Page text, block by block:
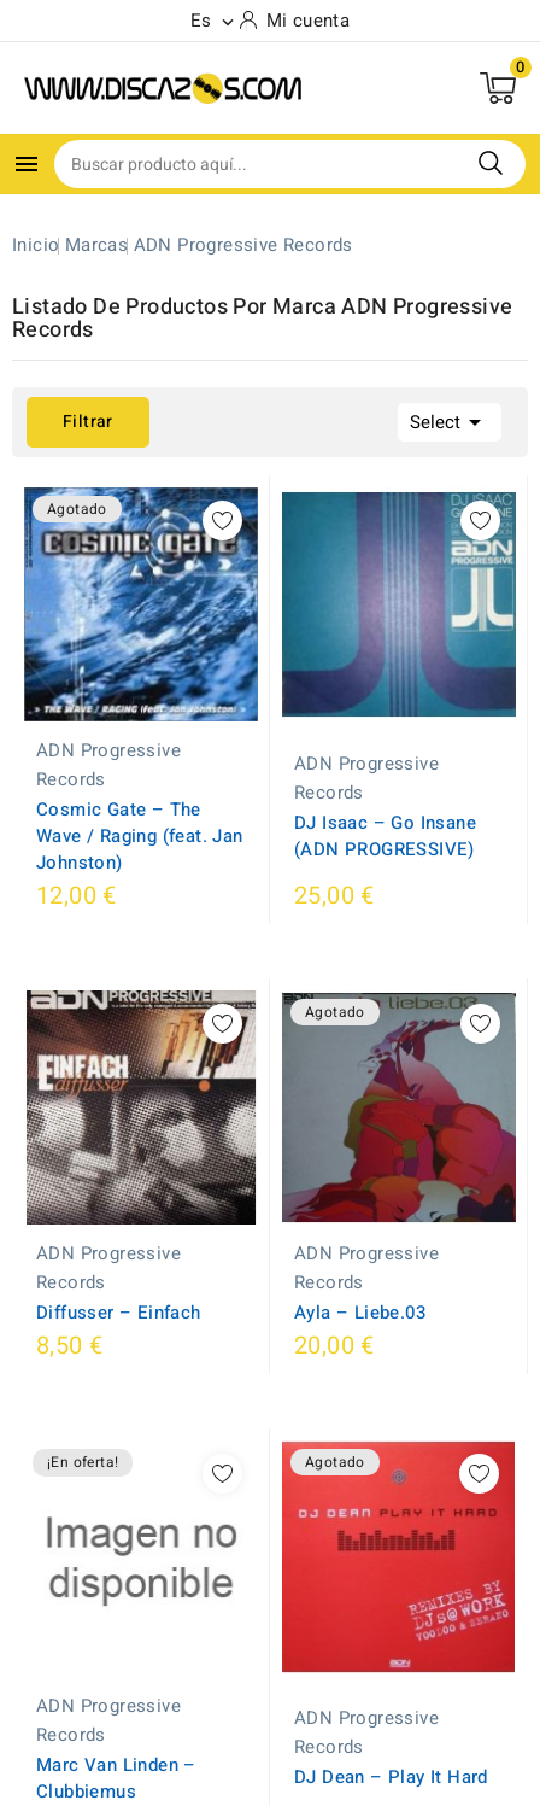
Es  Mi cuenta
0

Inicio Marcas ADN Progressive Records
Listado De Productos Por Marca ADN Progressive
Records
Filtrar Select 
Agotado
ADN Progressive
Records
Cosmic Gate – The
Wave / Raging (feat. Jan
Johnston)
12,00 €
ADN Progressive
Records
DJ Isaac ‎– Go Insane
(ADN PROGRESSIVE)
25,00 €
ADN Progressive
Records
Diffusser ‎– Einfach
8,50 €
Agotado
ADN Progressive
Records
Ayla ‎– Liebe.03
20,00 €
¡En oferta!
ADN Progressive
Records
Marc Van Linden ‎–
Clubbiemus
Agotado
ADN Progressive
Records
DJ Dean ‎– Play It Hard